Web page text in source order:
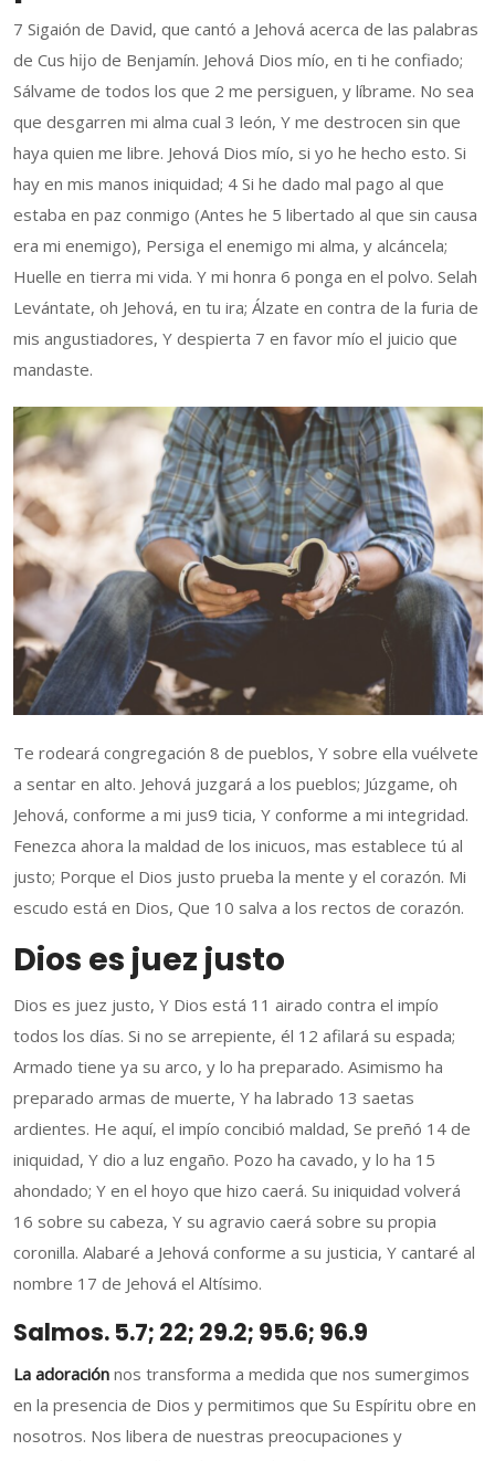
7 Sigaión de David, que cantó a Jehová acerca de las palabras
de Cus hĳo de Benjamín. Jehová Dios mío, en ti he confiado;
Sálvame de todos los que 2 me persiguen, y líbrame. No sea
que desgarren mi alma cual 3 león, Y me destrocen sin que
haya quien me libre. Jehová Dios mío, si yo he hecho esto. Si
hay en mis manos iniquidad; 4 Si he dado mal pago al que
estaba en paz conmigo (Antes he 5 libertado al que sin causa
era mi enemigo), Persiga el enemigo mi alma, y alcáncela;
Huelle en tierra mi vida. Y mi honra 6 ponga en el polvo. Selah
Levántate, oh Jehová, en tu ira; Álzate en contra de la furia de
mis angustiadores, Y despierta 7 en favor mío el juicio que
mandaste.
Te rodeará congregación 8 de pueblos, Y sobre ella vuélvete
a sentar en alto. Jehová juzgará a los pueblos; Júzgame, oh
Jehová, conforme a mi jus9 ticia, Y conforme a mi integridad.
Fenezca ahora la maldad de los inicuos, mas establece tú al
justo; Porque el Dios justo prueba la mente y el corazón. Mi
escudo está en Dios, Que 10 salva a los rectos de corazón.
Dios es juez justo
Dios es juez justo, Y Dios está 11 airado contra el impío
todos los días. Si no se arrepiente, él 12 afilará su espada;
Armado tiene ya su arco, y lo ha preparado. Asimismo ha
preparado armas de muerte, Y ha labrado 13 saetas
ardientes. He aquí, el impío concibió maldad, Se preñó 14 de
iniquidad, Y dio a luz engaño. Pozo ha cavado, y lo ha 15
ahondado; Y en el hoyo que hizo caerá. Su iniquidad volverá
16 sobre su cabeza, Y su agravio caerá sobre su propia
coronilla. Alabaré a Jehová conforme a su justicia, Y cantaré al
nombre 17 de Jehová el Altísimo.
Salmos. 5.7; 22; 29.2; 95.6; 96.9
La adoración nos transforma a medida que nos sumergimos
en la presencia de Dios y permitimos que Su Espíritu obre en
nosotros. Nos libera de nuestras preocupaciones y